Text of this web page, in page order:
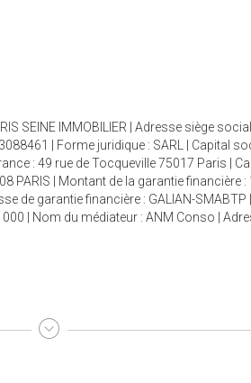
SEINE IMMOBILIER | Adresse siège
| Forme juridique : SARL | Capital
: 49 rue de Tocqueville 75017 Paris |
| Montant de la garantie financière
de garantie financière : GALIAN-
| Nom du médiateur : ANM Conso |